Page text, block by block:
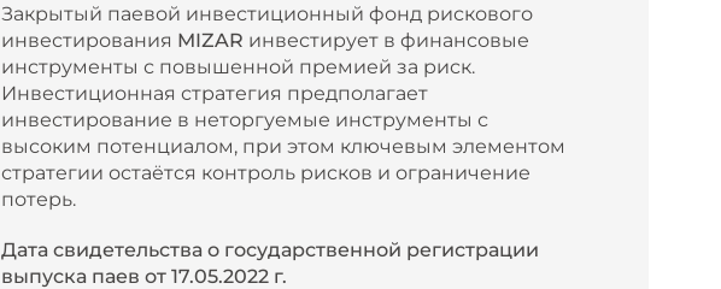
Закрытый паевой инвестиционный фонд рискового
инвестирования MIZAR инвестирует в финансовые
инструменты с повышенной премией за риск.
Инвестиционная стратегия предполагает
инвестирование в неторгуемые инструменты с
высоким потенциалом, при этом ключевым элементом
стратегии остаётся контроль рисков и ограничение
потерь.
Дата свидетельства о государственной регистрации
выпуска паев от 17.05.2022 г.